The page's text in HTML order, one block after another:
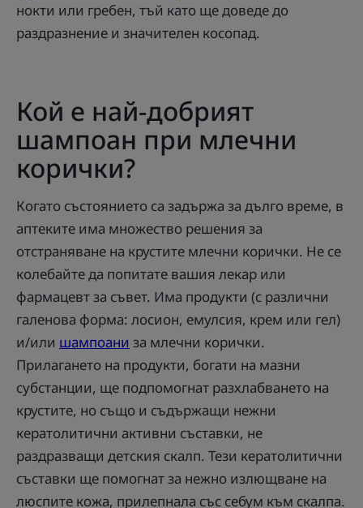
нокти или гребен, тъй като ще доведе до
раздразнение и значителен косопад.
Кой е най-добрият
шампоан при млечни
корички?
Когато състоянието са задържа за дълго време, в
аптеките има множество решения за
отстраняване на крустите млечни корички. Не се
колебайте да попитате вашия лекар или
фармацевт за съвет. Има продукти (с различни
галенова форма: лосион, емулсия, крем или гел)
и/или шампоани за млечни корички.
Прилагането на продукти, богати на мазни
субстанции, ще подпомогнат разхлабването на
крустите, но също и съдържащи нежни
кератолитични активни съставки, не
раздразващи детския скалп. Тези кератолитични
съставки ще помогнат за нежно излющване на
люспите кожа, прилепнала със себум към скалпа.